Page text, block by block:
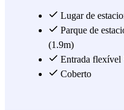
amantes do golfe que
sem se preocuparem com o
localização em Poissy permite
comunicação, facilitando os
Uma das características mais
Lugar de
Parque de
(1.9m)
Entrada flexível
Coberto